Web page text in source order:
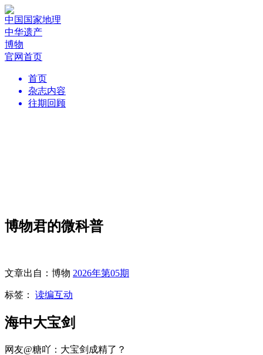
中国国家地理
中华遗产
博物
官网首页
首页
杂志内容
往期回顾
博物君的微科普
文章出自：博物 2026年第05期
标签： 读编互动
海中大宝剑
网友@糖吖：大宝剑成精了？